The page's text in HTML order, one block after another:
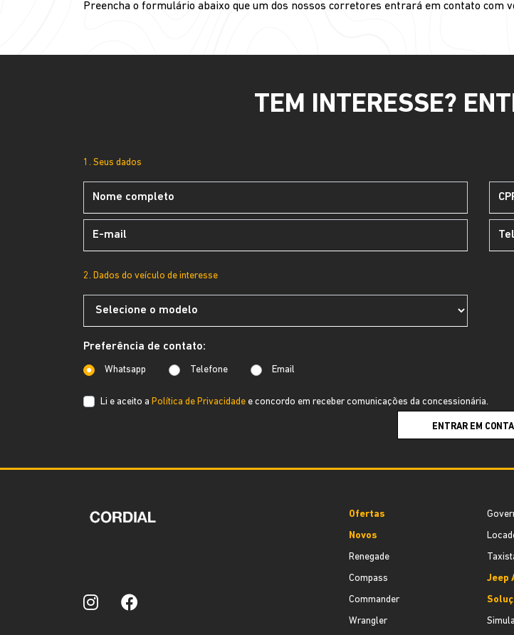
Preencha o formulário abaixo que um dos nossos corretores entrará em contato com
TEM INTERESSE?
1. Seus dados
2. Dados do veículo de interesse
Preferência de contato:
Whatsapp Telefone Email
Li e aceito a Política de Privacidade e concordo em receber comunicações da concessionária.
ENTRAR EM
Ofertas
Novos
Renegade
Compass
Commander
Wrangler
Jeep